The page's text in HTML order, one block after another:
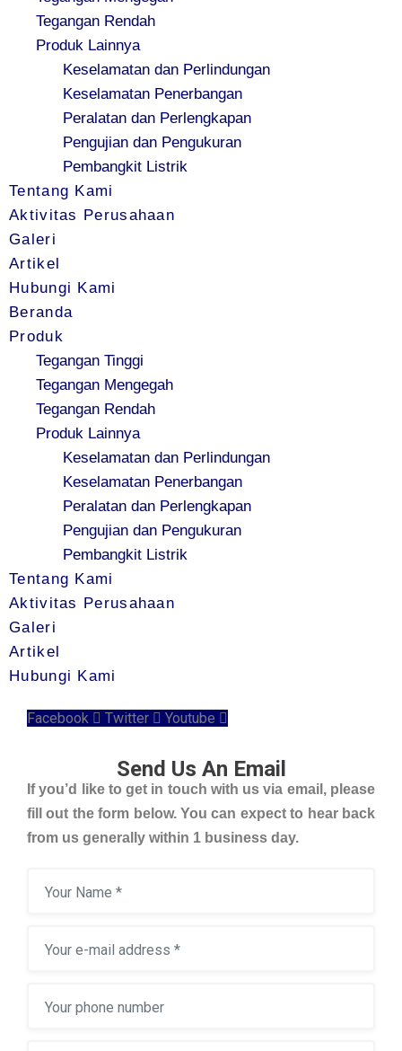
Tegangan Rendah
Produk Lainnya
Keselamatan dan Perlindungan
Keselamatan Penerbangan
Peralatan dan Perlengkapan
Pengujian dan Pengukuran
Pembangkit Listrik
Tentang Kami
Aktivitas Perusahaan
Galeri
Artikel
Hubungi Kami
Beranda
Produk
Tegangan Tinggi
Tegangan Mengegah
Tegangan Rendah
Produk Lainnya
Keselamatan dan Perlindungan
Keselamatan Penerbangan
Peralatan dan Perlengkapan
Pengujian dan Pengukuran
Pembangkit Listrik
Tentang Kami
Aktivitas Perusahaan
Galeri
Artikel
Hubungi Kami
Facebook Twitter Youtube
Send Us An Email
If you’d like to get in touch with us via email, please
fill out the form below. You can expect to hear back
from us generally within 1 business day.